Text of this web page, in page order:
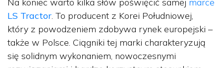
LS Tractor. To producent z Korei Południowej,
który z powodzeniem zdobywa rynek europejski –
także w Polsce. Ciągniki tej marki charakteryzują
się solidnym wykonaniem, nowoczesnymi